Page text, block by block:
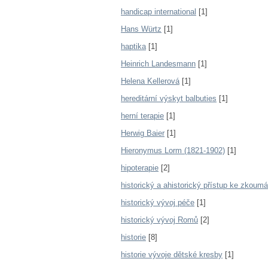
handicap international [1]
Hans Würtz [1]
haptika[1]
Heinrich Landesmann [1]
Helena Kellerová[1]
hereditární výskyt balbuties [1]
herní terapie [1]
Herwig Baier [1]
Hieronymus Lorm (1821-1902) [1]
hipoterapie [2]
historický a ahistorický přístup ke
historický vývoj péče [1]
historický vývoj Romů [2]
historie [8]
historie vývoje dětské kresby [1]